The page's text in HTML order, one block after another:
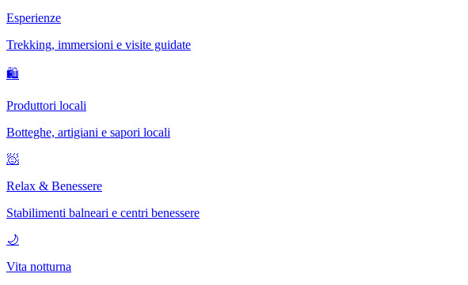
Esperienze
Trekking, immersioni e visite guidate
🛍
Produttori locali
Botteghe, artigiani e sapori locali
🧖
Relax & Benessere
Stabilimenti balneari e centri benessere
🌙
Vita notturna